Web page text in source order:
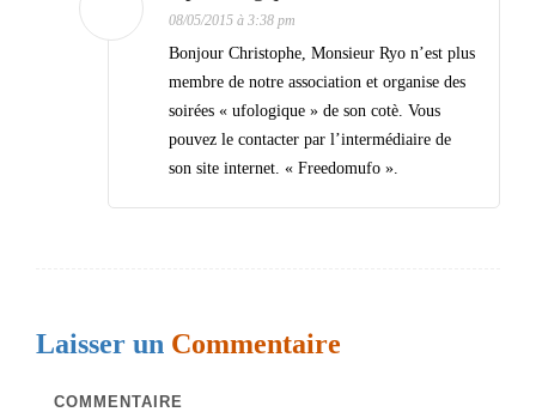
08/05/2015 à 3:38 pm
Bonjour Christophe, Monsieur Ryo n’est plus
membre de notre association et organise des
soirées « ufologique » de son cotè. Vous
pouvez le contacter par l’intermédiaire de
son site internet. « Freedomufo ».
Laisser un Commentaire
COMMENTAIRE